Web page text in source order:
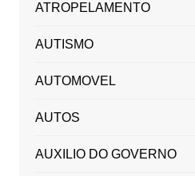
ATROPELAMENTO
AUTISMO
AUTOMOVEL
AUTOS
AUXILIO DO GOVERNO